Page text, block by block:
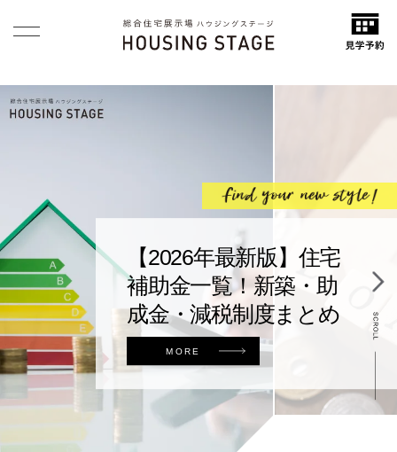
【2026年最新版】住宅
補助金一覧！新築・助
成金・減税制度まとめ
MORE